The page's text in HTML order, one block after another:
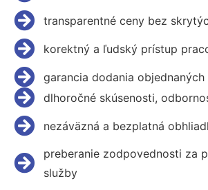
transparentné ceny bez
korektný a ľudský prístup
garancia dodania objednaných
dlhoročné skúsenosti,
nezáväzná a bezplatná
preberanie zodpovednosti za
služby